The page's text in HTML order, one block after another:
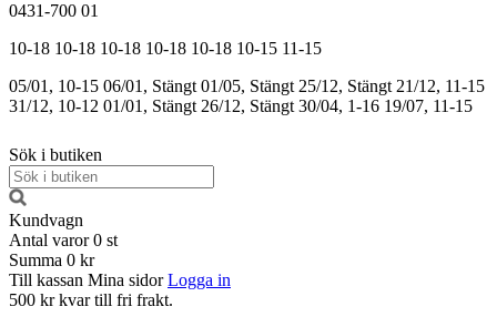
0431-700 01
10-18 10-18 10-18 10-18 10-18 10-15 11-15
05/01, 10-15 06/01, Stängt 01/05, Stängt 25/12, Stängt 21/12, 11-15
31/12, 10-12 01/01, Stängt 26/12, Stängt 30/04, 1-16 19/07, 11-15
Sök i butiken
Kundvagn
Antal varor 0 st
Summa 0 kr
Till kassan Mina sidor Logga in
500 kr kvar till fri frakt.